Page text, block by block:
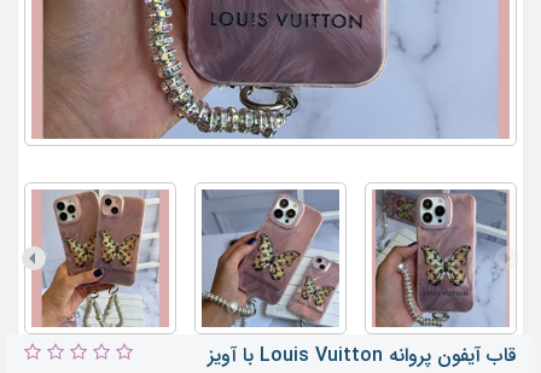
قاب آیفون پروانه Louis Vuitton با آویز